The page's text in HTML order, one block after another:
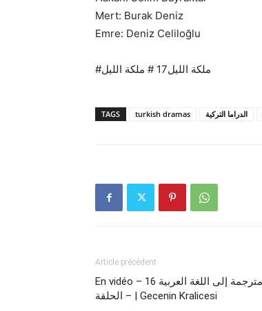
Mert: Burak Deniz
Emre: Deniz Celiloğlu
#ملكة الليل17 # ملكة الليل
TAGS turkish dramas الدراما التركية
Article précédent
En vidéo – 16 ملكة الليل – مترجمة إلى اللغة العربية
– الحلقة | Gecenin Kralicesi